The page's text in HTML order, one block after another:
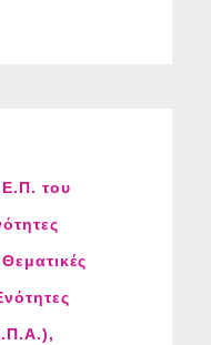
του